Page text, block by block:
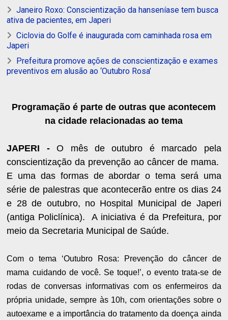
Janeiro Roxo: Conscientização da hanseníase tem busca
ativa de pacientes, em Japeri
Ciclovia do Golfe é inaugurada com caminhada rosa em
Japeri
Prefeitura promove ações de conscientização e exames
preventivos em alusão ao ‘Outubro Rosa’
Programação é parte de outras que acontecem
na cidade relacionadas ao tema
JAPERI -O mês de outubro é marcado pela
conscientização da prevenção ao câncer de mama.
E uma das formas de abordar o tema será uma
série de palestras que acontecerão entre os dias 24
e 28 de outubro, no Hospital Municipal de Japeri
(antiga Policlínica). A iniciativa é da Prefeitura, por
meio da Secretaria Municipal de Saúde.
Com o tema ‘Outubro Rosa: Prevenção do câncer de
mama cuidando de você. Se toque!’, o evento trata-se de
rodas de conversas informativas com os enfermeiros da
própria unidade, sempre às 10h, com orientações sobre o
autoexame e a importância do tratamento da doença ainda